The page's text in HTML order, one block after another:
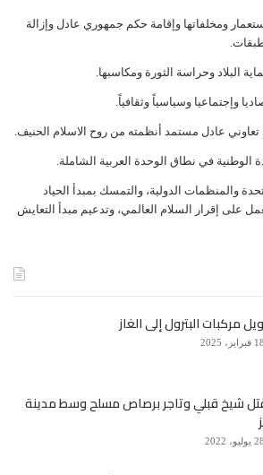
ﻭﻣﺨﻠﻔﺎﺗﻬﺎ ﻭﺇﻗﺎﻣﺔ ﺣﻜﻢ ﺟﻤﻬﻮﺭﻱ ﻋﺎﺩﻝ ﻭﺇﺯﺍﻟﺔ
ﺍﻟﺒﻼﺩ ﻭﺣﺮﺍﺳﺔ ﺍﻟﺜﻮﺭﺓ ﻭﻣﻜﺎﺳﺒﻬﺎ.
ﻭﺇﺟﺘﻤﺎﻋﻴﺎ ﻭﺳﻴﺎﺳﻴﺎً ﻭﺛﻘﺎﻓﻴﺎً.
ﻋﺎﺩﻝ ﻣﺴﺘﻤﺪ ﺃﻧﻈﻤﺘﻪ ﻣﻦ ﺭﻭﺡ ﺍﻻﺳﻼﻡ ﺍﻟﺤﻨﻴﻒ.
ﻓﻲ ﻧﻄﺎﻕ ﺍﻟﻮﺣﺪﺓ ﺍﻟﻌﺮﺑﻴﺔ ﺍﻟﺸﺎﻣﻠﺔ.
ﻭﺍﻟﻤﻨﻈﻤﺎﺕ ﺍﻟﺪﻭﻟﻴﺔ، ﻭﺍﻟﺘﻤﺴﻚ ﺑﻤﺒﺪﺃ ﺍﻟﺤﻴﺎﺩ
ﻋﻠﻰ ﺇﻗﺮﺍﺭ ﺍﻟﺴﻼﻡ ﺍﻟﻌﺎﻟﻤﻲ، ﻭﺗﺪﻋﻴﻢ ﻣﺒﺪﺃ ﺍﻟﺘﻌﺎﻳﺶ
مركبات البترول إلى الغاز
18 فبراير، 2025
شيخ قبلي وتاجر برصاص مسلح وسط مدينة
28 يوليو، 2022